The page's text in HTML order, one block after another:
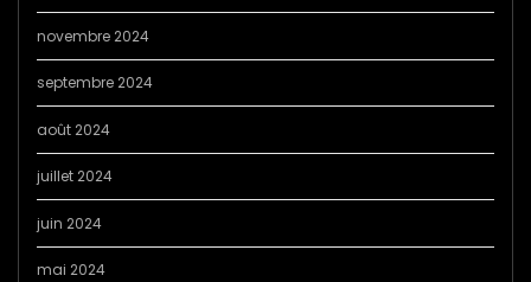
novembre 2024
septembre 2024
août 2024
juillet 2024
juin 2024
mai 2024